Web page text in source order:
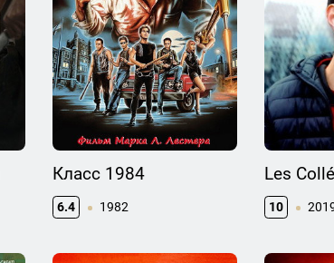
Класс 1984
6.4 1982
Les
10